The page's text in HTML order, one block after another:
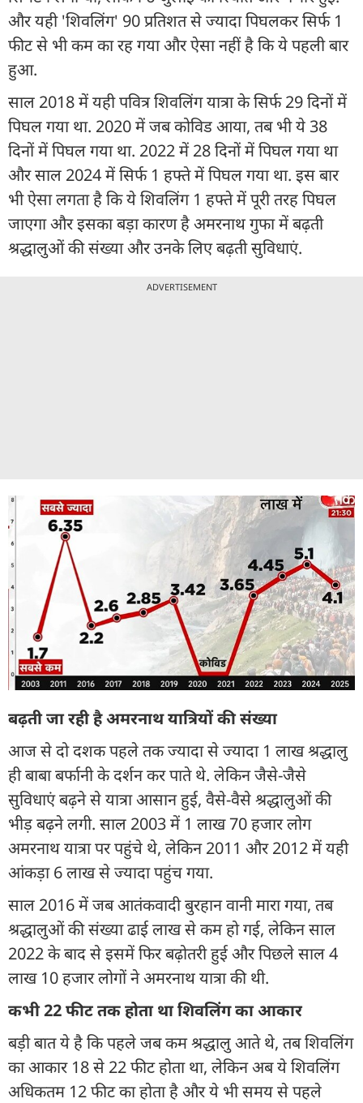
और यही 'शिवलिंग' 90 प्रतिशत से ज्यादा पिघलकर सिर्फ 1
फीट से भी कम का रह गया और ऐसा नहीं है कि ये पहली बार
हुआ.
साल 2018 में यही पवित्र शिवलिंग यात्रा के सिर्फ 29 दिनों में
पिघल गया था. 2020 में जब कोविड आया, तब भी ये 38
दिनों में पिघल गया था. 2022 में 28 दिनों में पिघल गया था
और साल 2024 में सिर्फ 1 हफ्ते में पिघल गया था. इस बार
भी ऐसा लगता है कि ये शिवलिंग 1 हफ्ते में पूरी तरह पिघल
जाएगा और इसका बड़ा कारण है अमरनाथ गुफा में बढ़ती
श्रद्धालुओं की संख्या और उनके लिए बढ़ती सुविधाएं.
ADVERTISEMENT
बढ़ती जा रही है अमरनाथ यात्रियों की संख्या
आज से दो दशक पहले तक ज्यादा से ज्यादा 1 लाख श्रद्धालु
ही बाबा बर्फानी के दर्शन कर पाते थे. लेकिन जैसे-जैसे
सुविधाएं बढ़ने से यात्रा आसान हुई, वैसे-वैसे श्रद्धालुओं की
भीड़ बढ़ने लगी. साल 2003 में 1 लाख 70 हजार लोग
अमरनाथ यात्रा पर पहुंचे थे, लेकिन 2011 और 2012 में यही
आंकड़ा 6 लाख से ज्यादा पहुंच गया.
साल 2016 में जब आतंकवादी बुरहान वानी मारा गया, तब
श्रद्धालुओं की संख्या ढाई लाख से कम हो गई, लेकिन साल
2022 के बाद से इसमें फिर बढ़ोतरी हुई और पिछले साल 4
लाख 10 हजार लोगों ने अमरनाथ यात्रा की थी.
कभी 22 फीट तक होता था शिवलिंग का आकार
बड़ी बात ये है कि पहले जब कम श्रद्धालु आते थे, तब शिवलिंग
का आकार 18 से 22 फीट होता था, लेकिन अब ये शिवलिंग
अधिकतम 12 फीट का होता है और ये भी समय से पहले